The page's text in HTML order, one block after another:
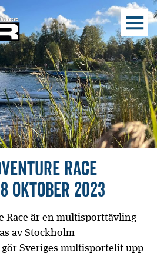
Race
oktober 2023
Race är en multisporttävling
avStockholm
gör Sveriges multisportelit upp